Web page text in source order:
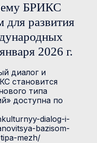
БРИКС
для развития
2026 г.
диалог и
становится
типа
доступна по
dialog-i-
bazisom-
mezh/